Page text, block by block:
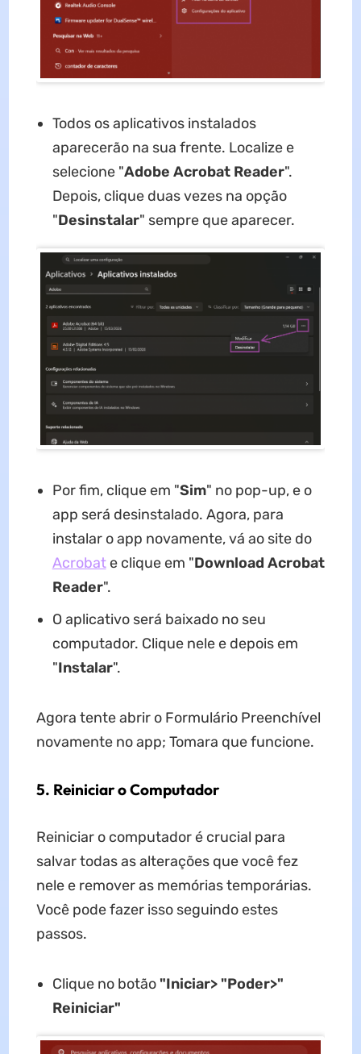
Todos os aplicativos instalados
aparecerão na sua frente. Localize e
selecione "Adobe Acrobat Reader".
Depois, clique duas vezes na opção
"Desinstalar" sempre que aparecer.
Por fim, clique em "Sim" no pop-up, e o
app será desinstalado. Agora, para
instalar o app novamente, vá ao site do
Acrobate clique em "Download Acrobat
Reader".
O aplicativo será baixado no seu
computador. Clique nele e depois em
"Instalar".
Agora tente abrir o Formulário Preenchível
novamente no app; Tomara que funcione.
5. Reiniciar o Computador
Reiniciar o computador é crucial para
salvar todas as alterações que você fez
nele e remover as memórias temporárias.
Você pode fazer isso seguindo estes
passos.
Clique no botão "Iniciar> "Poder>"
Reiniciar"